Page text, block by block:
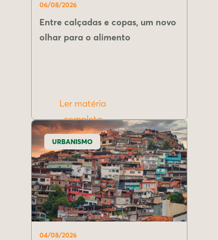
06/08/2026
Entre calçadas e copas, um novo
olhar para o alimento
Ler matéria
completa
URBANISMO
04/08/2026